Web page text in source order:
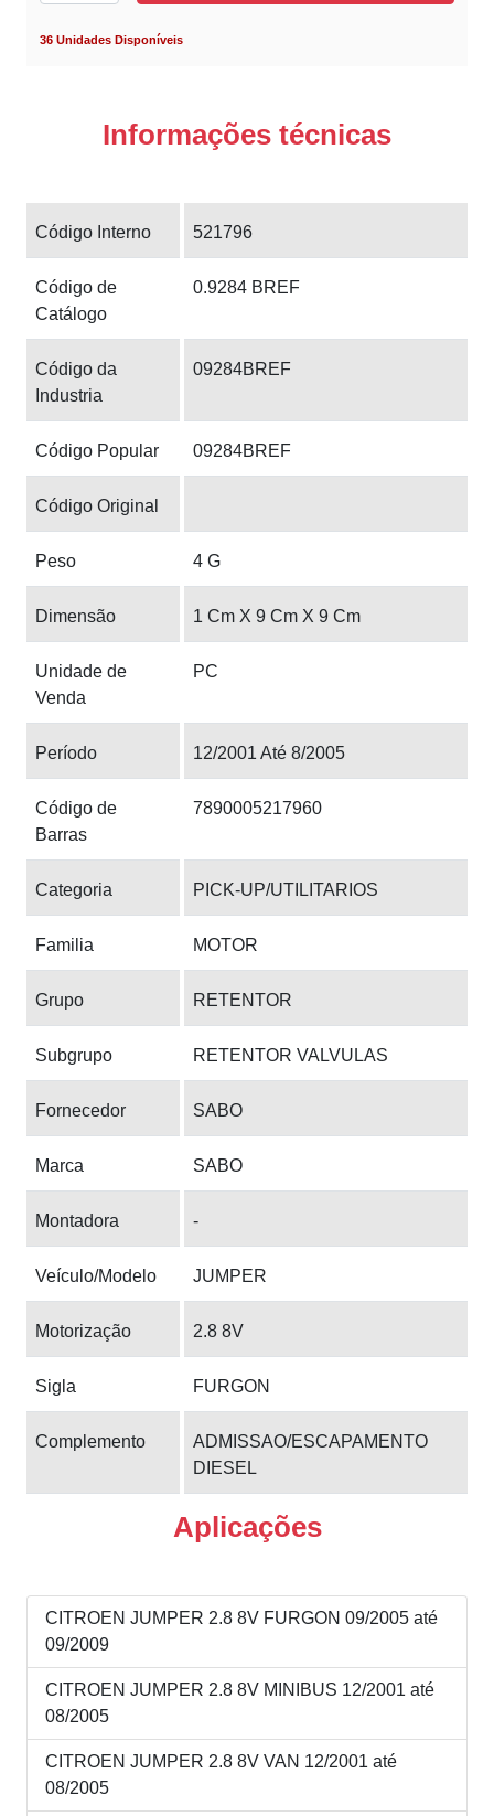
36 Unidades Disponíveis
Informações técnicas
Código Interno 521796
Código de
Catálogo
0.9284 BREF
Código da
Industria
09284BREF
Código Popular 09284BREF
Código Original
Peso 4 G
Dimensão 1 Cm X 9 Cm X 9 Cm
Unidade de
Venda
PC
Período 12/2001 Até 8/2005
Código de
Barras
7890005217960
Categoria PICK-UP/UTILITARIOS
Familia MOTOR
Grupo RETENTOR
Subgrupo RETENTOR VALVULAS
Fornecedor SABO
Marca SABO
Montadora -
Veículo/Modelo JUMPER
Motorização 2.8 8V
Sigla FURGON
Complemento
ADMISSAO/ESCAPAMENTO
DIESEL
Aplicações
CITROEN JUMPER 2.8 8V FURGON 09/2005 até
09/2009
CITROEN JUMPER 2.8 8V MINIBUS 12/2001 até
08/2005
CITROEN JUMPER 2.8 8V VAN 12/2001 até
08/2005